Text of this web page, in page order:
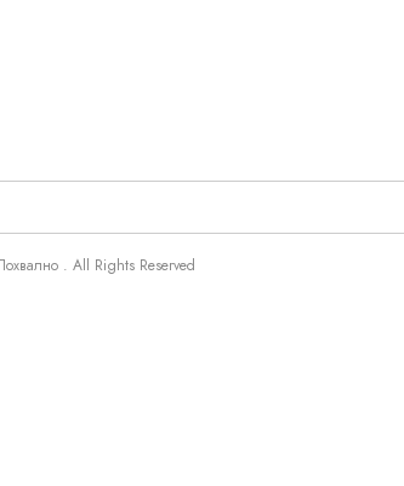
. All Rights Reserved